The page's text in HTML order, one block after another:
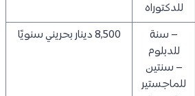
للدكتوراه
– سنة
للدبلوم
– سنتين
للماجستير
8,500 دينار بحريني سنويًا